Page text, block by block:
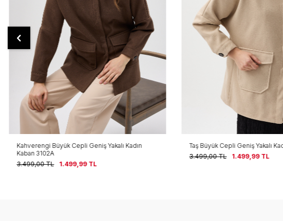
Kahverengi Büyük Cepli Geniş Yakalı Kadın
Kaban 3102A
3.499,00TL 1.499,99TL
Taş Büyük Cepli Geniş Yakalı
3.499,00TL 1.499,99TL